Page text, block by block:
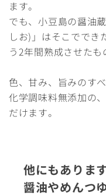
ます。
でも、小豆島の醤油
しお)」はそこででき
う2年間熟成させたも
色、甘み、旨みのす
化学調味料無添加の
だけます。
他にもありま
醤油やめんつゆ